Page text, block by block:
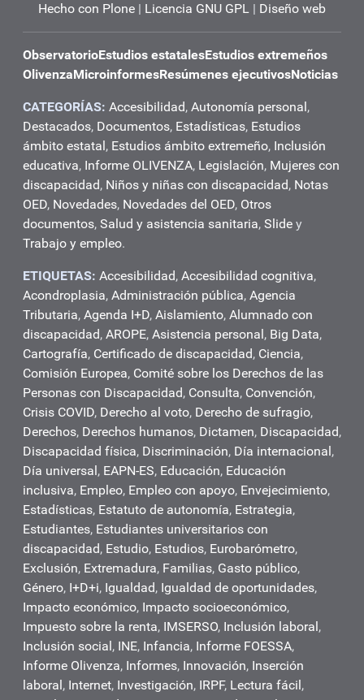
Hecho con Plone | Licencia GNU GPL | Diseño web
ObservatorioEstudios estatalesEstudios extremeños
OlivenzaMicroinformesResúmenes ejecutivosNoticias
CATEGORÍAS: Accesibilidad, Autonomía personal ,
Destacados, Documentos, Estadísticas, Estudios
ámbito estatal , Estudios ámbito extremeño, Inclusión
educativa, Informe OLIVENZA, Legislación, Mujeres con
discapacidad, Niños y niñas con discapacidad, Notas
OED, Novedades, Novedades del OED, Otros
documentos, Salud y asistencia sanitaria, Slide y
Trabajo y empleo.
ETIQUETAS: Accesibilidad, Accesibilidad cognitiva,
Acondroplasia, Administración pública, Agencia
Tributaria, Agenda I+D, Aislamiento, Alumnado con
discapacidad, AROPE, Asistencia personal , Big Data,
Cartografía, Certificado de discapacidad, Ciencia,
Comisión Europea, Comité sobre los Derechos de las
Personas con Discapacidad, Consulta, Convención,
Crisis COVID, Derecho al voto, Derecho de sufragio,
Derechos, Derechos humanos, Dictamen, Discapacidad,
Discapacidad física, Discriminación, Día internacional ,
Día universal , EAPN-ES, Educación, Educación
inclusiva, Empleo, Empleo con apoyo, Envejecimiento,
Estadísticas, Estatuto de autonomía, Estrategia,
Estudiantes, Estudiantes universitarios con
discapacidad, Estudio, Estudios, Eurobarómetro,
Exclusión, Extremadura, Familias, Gasto público,
Género, I+D+i, Igualdad, Igualdad de oportunidades,
Impacto económico, Impacto socioeconómico,
Impuesto sobre la renta, IMSERSO, Inclusión laboral ,
Inclusión social , INE, Infancia, Informe FOESSA,
Informe Olivenza, Informes, Innovación, Inserción
laboral , Internet, Investigación, IRPF, Lectura fácil ,